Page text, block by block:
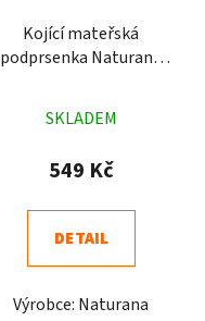
Kojící mateřská
podprsenka Naturana
hodnocení
produktu
4,9
z
hvězdiček.
SKLADEM
549 Kč
DETAIL
Výrobce: Naturana